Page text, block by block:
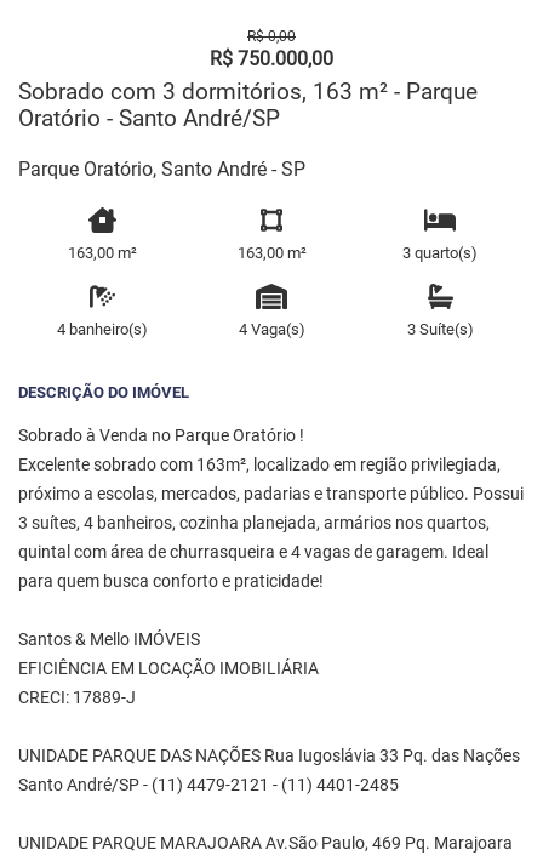
R$ 0,00
R$ 750.000,00
Sobrado com 3 dormitórios, 163 m² - Parque
Oratório - Santo André/SP
Parque Oratório, Santo André - SP
163,00 m² 163,00 m² 3 quarto(s)
4 banheiro(s) 4 Vaga(s) 3 Suíte(s)
DESCRIÇÃO DO IMÓVEL
Sobrado à Venda no Parque Oratório !
Excelente sobrado com 163m², localizado em região privilegiada,
próximo a escolas, mercados, padarias e transporte público. Possui
3 suítes, 4 banheiros, cozinha planejada, armários nos quartos,
quintal com área de churrasqueira e 4 vagas de garagem. Ideal
para quem busca conforto e praticidade!
Santos & Mello IMÓVEIS
EFICIÊNCIA EM LOCAÇÃO IMOBILIÁRIA
CRECI: 17889-J
UNIDADE PARQUE DAS NAÇÕES Rua Iugoslávia 33 Pq. das Nações
Santo André/SP - (11) 4479-2121 - (11) 4401-2485
UNIDADE PARQUE MARAJOARA Av.São Paulo, 469 Pq. Marajoara